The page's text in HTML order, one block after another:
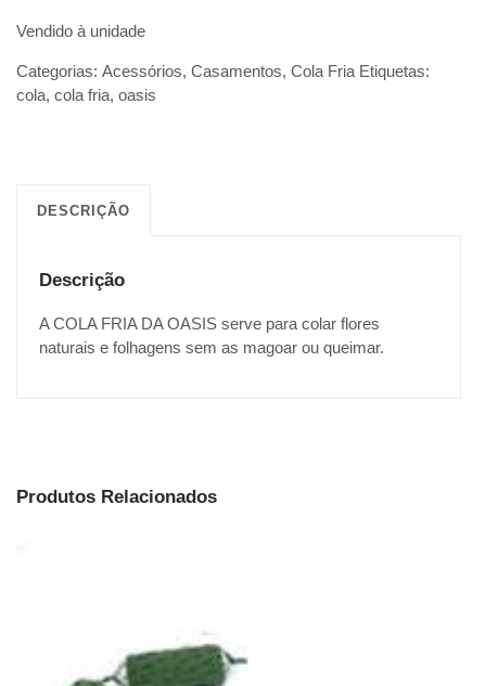
Vendido à unidade
Categorias: Acessórios, Casamentos, Cola Fria Etiquetas:
cola, cola fria, oasis
DESCRIÇÃO
Descrição
A COLA FRIA DA OASIS serve para colar flores
naturais e folhagens sem as magoar ou queimar.
Produtos Relacionados